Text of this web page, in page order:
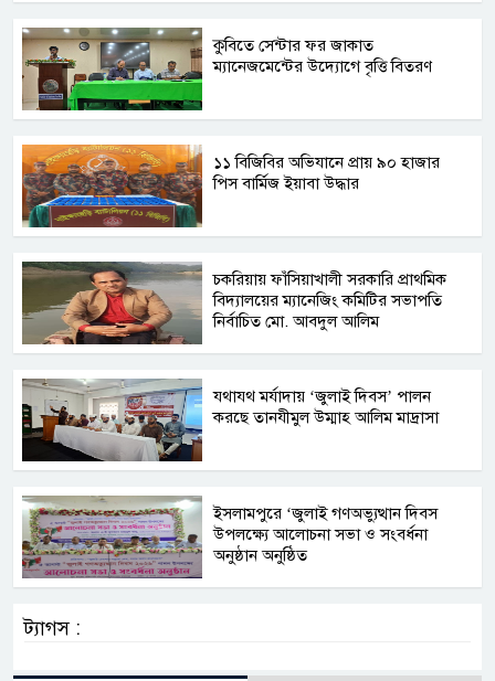
কুবিতে সেন্টার ফর জাকাত
ম্যানেজমেন্টের উদ্যোগে বৃত্তি বিতরণ
১১ বিজিবির অভিযানে প্রায় ৯০ হাজার
পিস বার্মিজ ইয়াবা উদ্ধার
চকরিয়ায় ফাঁসিয়াখালী সরকারি প্রাথমিক
বিদ্যালয়ের ম্যানেজিং কমিটির সভাপতি
নির্বাচিত মো. আবদুল আলিম
যথাযথ মর্যাদায় ‘জুলাই দিবস’ পালন
করছে তানযীমুল উম্মাহ আলিম মাদ্রাসা
ইসলামপুরে ‘জুলাই গণঅভ্যুত্থান দিবস
উপলক্ষ্যে আলোচনা সভা ও সংবর্ধনা
অনুষ্ঠান অনুষ্ঠিত
ট্যাগস :